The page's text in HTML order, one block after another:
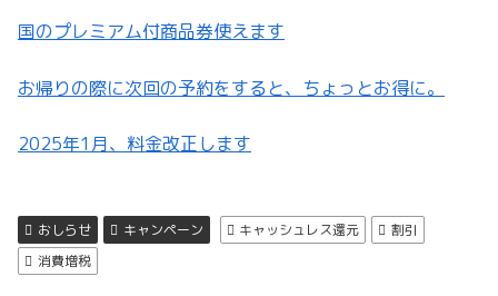
国のプレミアム付商品券使えます
お帰りの際に次回の予約をすると、ちょっとお得に。
2025年1月、料金改正します
おしらせ キャンペーン キャッシュレス還元
割引
消費増税